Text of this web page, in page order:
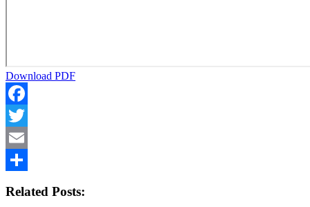
Download PDF
Facebook
Twitter
Email
Related Posts: